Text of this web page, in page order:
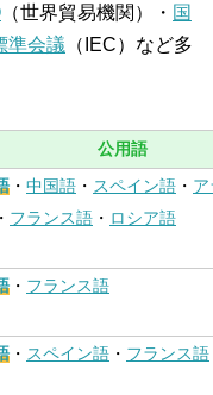
（世界貿易機関）・ 国
準会議 （IEC）など多
公用語
・ 中国語 ・ スペイン語 ・
・ フランス語 ・ ロシア語
・ フランス語
・ スペイン語 ・ フランス語